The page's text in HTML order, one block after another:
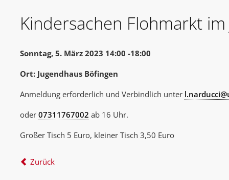
Kindersachen Flohmarkt
Sonntag, 5. März 2023 14:00 -18:00
Ort: Jugendhaus Böfingen
Anmeldung erforderlich und Verbindlich unter
oder07311767002 ab 16 Uhr.
Großer Tisch 5 Euro, kleiner Tisch 3,50 Euro
Zurück